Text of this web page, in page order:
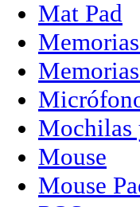
Mat Pad
Mochilas
Mouse
Mouse